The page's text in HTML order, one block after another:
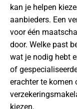
kan je helpen
aanbieders. Een
voor één
door. Welke past
wat je nodig hebt
of
erachter te komen
kiezen.